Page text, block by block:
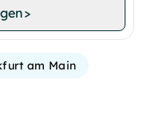
>
am Main